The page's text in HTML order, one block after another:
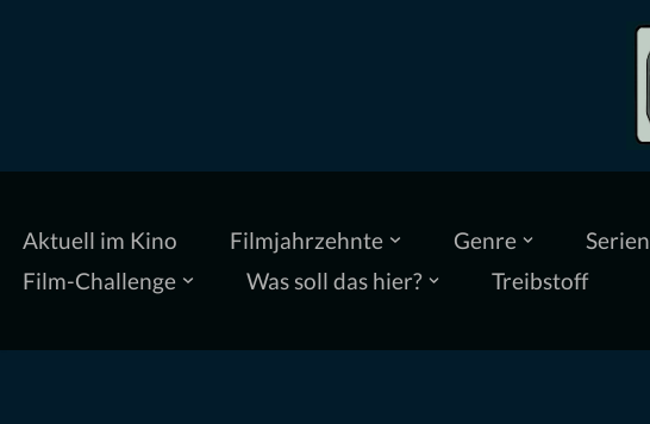
Aktuell im Kino Filmjahrzehnte Genre Serien
Film-Challenge
Was soll das hier? Treibstoff